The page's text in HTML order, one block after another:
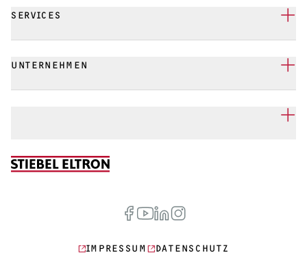
SERVICES
UNTERNEHMEN
IMPRESSUM DATENSCHUTZ